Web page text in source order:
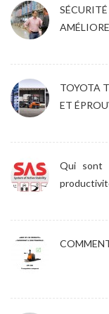
TOYOTA
ET
Qui sont